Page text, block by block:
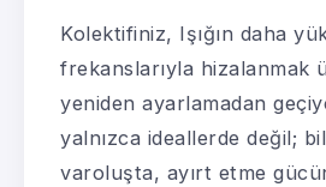
Kolektifiniz, Işığın daha
frekanslarıyla hizalanmak
yeniden ayarlamadan
yalnızca ideallerde değil;
varoluşta, ayırt etme